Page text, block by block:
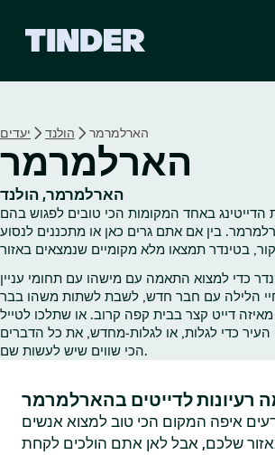
ש
ל
י
נ
ד
יעדים הולנד הארלמרמר
הארלמרמר
הארלמרמר, הולנד
הדייטינג באחד המקומות הכי טובים לפגוש בהם
בין אם אתם גרים כאן או מתכננים לנסוע
כדי למצוא התאמה עם מישהו עם תחומי עניין
הלילה עם חבר חדש, לשבת לשתות משהו בבר
מאיזה דייט קצר בבית קפה קרוב. או שתלכו לטייל
העיר כדי לגלות, או לגלות‑מחדש, את כל הדברים
הכי שווים שיש לעשות שם.
איפה המקום הכי טוב למצוא אנשים
שלכם, אבל לאן אתם הולכים לקחת